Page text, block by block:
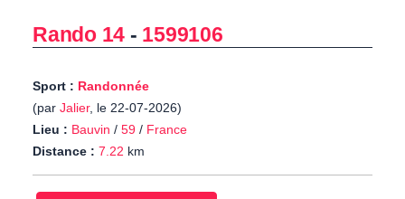
Rando 14 - 1599106
Sport : Randonnée
(par Jalier, le 22-07-2026)
Lieu : Bauvin / 59 / France
Distance : 7.22 km